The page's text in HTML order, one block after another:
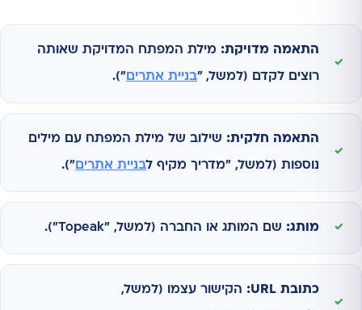
התאמה מדויקת: מילת המפתח המדויקת שאותה
רוצים לקדם (למשל, "בניית אתרים").
התאמה חלקית: שילוב של מילת המפתח עם מילים
נוספות (למשל, "מדריך מקיף לבניית אתרים").
מותג: שם המותג או החברה (למשל, "Topeak").
כתובת URL: הקישור עצמו (למשל,